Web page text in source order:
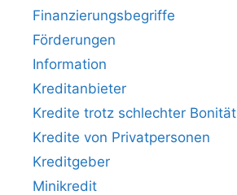
Finanzierungsbegriffe
Förderungen
Information
Kreditanbieter
Kredite trotz schlechter Bonität
Kredite von Privatpersonen
Kreditgeber
Minikredit